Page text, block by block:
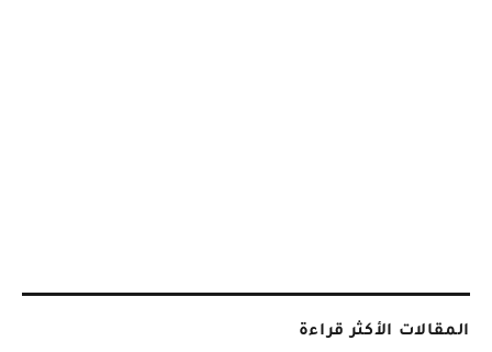
المقالات الأكثر قراءة